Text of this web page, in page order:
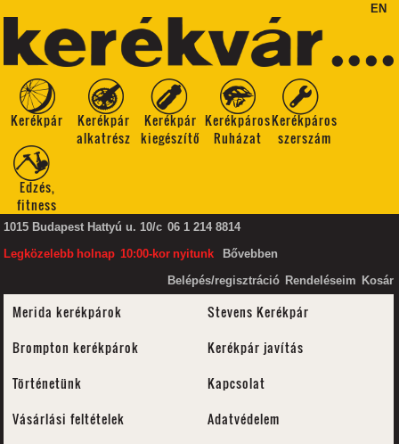
EN
Kerékpár
Kerékpár
alkatrész
Kerékpár
kiegészítő
Kerékpáros
Ruházat
Kerékpáros
szerszám
Edzés,
fitness
1015 Budapest Hattyú u. 10/c 06 1 214 8814
Legközelebb holnap 10:00-kor nyitunk
Bővebben
Belépés/regisztráció Rendeléseim Kosár
Merida kerékpárok
Stevens Kerékpár
Brompton kerékpárok
Kerékpár javítás
Történetünk
Kapcsolat
Vásárlási feltételek
Adatvédelem